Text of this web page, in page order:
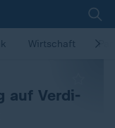
Wirtschaft
auf Verdi-